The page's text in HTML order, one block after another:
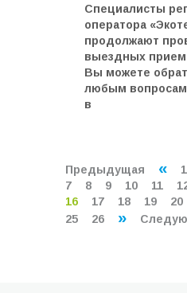
Специалисты
оператора
продолжают
выездных
Вы можете
любым
в
Предыдущая « 1
7
8 9 10 11
16
17 18 19 20
25
26 »